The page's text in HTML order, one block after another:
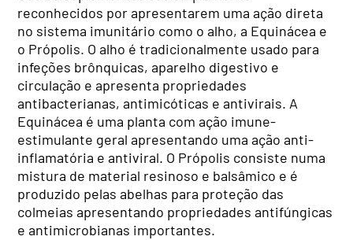
reconhecidos por apresentarem uma ação direta
no sistema imunitário como o alho, a Equinácea e
o Própolis. O alho é tradicionalmente usado para
infeções brônquicas, aparelho digestivo e
circulação e apresenta propriedades
antibacterianas, antimicóticas e antivirais. A
Equinácea é uma planta com ação imune-
estimulante geral apresentando uma ação anti-
inflamatória e antiviral. O Própolis consiste numa
mistura de material resinoso e balsâmico e é
produzido pelas abelhas para proteção das
colmeias apresentando propriedades antifúngicas
e antimicrobianas importantes.